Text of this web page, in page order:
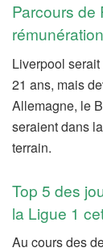
Parcours de
Liverpool
21 ans, mais
Allemagne, le
seraient dans
terrain.
Top 5 des
la Ligue 1
Au cours des